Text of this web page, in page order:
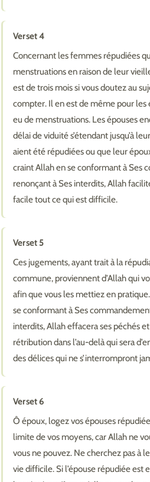
Verset 4
Concernant les femmes répudiées
menstruations en raison de leur
est de trois mois si vous doutez au
compter. Il en est de même pour les
eu de menstruations. Les épouses
délai de viduité s’étendant jusqu’à
aient été répudiées ou que leur
craint Allah en se conformant à Ses
renonçant à Ses interdits, Allah
facile tout ce qui est difficile.
Verset 5
Ces jugements, ayant trait à la
commune, proviennent d’Allah qui
afin que vous les mettiez en
se conformant à Ses
interdits, Allah effacera ses péchés
rétribution dans l’au-delà qui sera
des délices qui ne s’interrompront
Verset 6
Ô époux, logez vos épouses
limite de vos moyens, car Allah ne
vous ne pouvez. Ne cherchez pas à
vie difficile. Si l’épouse répudiée est